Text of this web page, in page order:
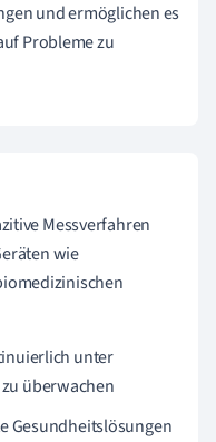
und ermöglichen es
Probleme zu
Messverfahren
wie
unter
überwachen
Gesundheitslösungen